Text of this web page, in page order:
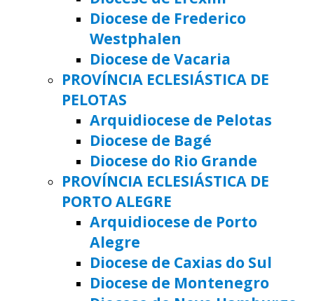
Diocese de Frederico
Westphalen
Diocese de Vacaria
PROVÍNCIA ECLESIÁSTICA DE
PELOTAS
Arquidiocese de Pelotas
Diocese de Bagé
Diocese do Rio Grande
PROVÍNCIA ECLESIÁSTICA DE
PORTO ALEGRE
Arquidiocese de Porto
Alegre
Diocese de Caxias do Sul
Diocese de Montenegro